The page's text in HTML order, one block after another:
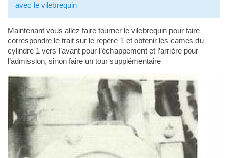
avec le vilebrequin
Maintenant vous allez faire tourner le vilebrequin pour faire
correspondre le trait sur le repère T et obtenir les cames du
cylindre 1 vers l’avant pour l’échappement et l’arrière pour
l’admission, sinon faire un tour supplémentaire